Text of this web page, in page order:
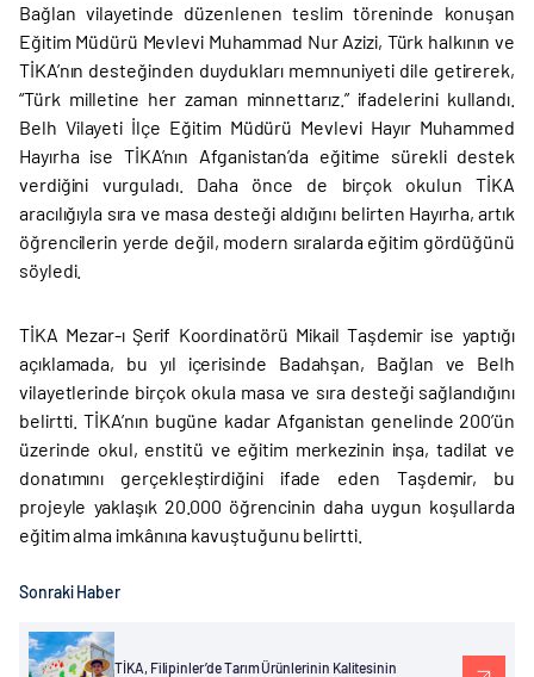
Bağlan vilayetinde düzenlenen teslim töreninde konuşan
Eğitim Müdürü Mevlevi Muhammad Nur Azizi, Türk halkının ve
TİKA’nın desteğinden duydukları memnuniyeti dile getirerek,
“Türk milletine her zaman minnettarız.” ifadelerini kullandı.
Belh Vilayeti İlçe Eğitim Müdürü Mevlevi Hayır Muhammed
Hayırha ise TİKA’nın Afganistan’da eğitime sürekli destek
verdiğini vurguladı. Daha önce de birçok okulun TİKA
aracılığıyla sıra ve masa desteği aldığını belirten Hayırha, artık
öğrencilerin yerde değil, modern sıralarda eğitim gördüğünü
söyledi.
TİKA Mezar-ı Şerif Koordinatörü Mikail Taşdemir ise yaptığı
açıklamada, bu yıl içerisinde Badahşan, Bağlan ve Belh
vilayetlerinde birçok okula masa ve sıra desteği sağlandığını
belirtti. TİKA’nın bugüne kadar Afganistan genelinde 200’ün
üzerinde okul, enstitü ve eğitim merkezinin inşa, tadilat ve
donatımını gerçekleştirdiğini ifade eden Taşdemir, bu
projeyle yaklaşık 20.000 öğrencinin daha uygun koşullarda
eğitim alma imkânına kavuştuğunu belirtti.
Sonraki Haber
TİKA, Filipinler’de Tarım Ürünlerinin Kalitesinin